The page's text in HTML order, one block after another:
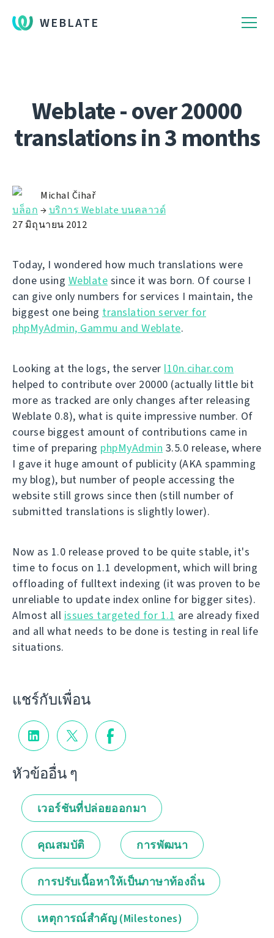
WEBLATE
Weblate - over 20000
translations in 3 months
Michal Čihař
บล็อก →บริการ Weblate บนคลาวด์
27 มิถุนายน 2012
Today, I wondered how much translations were
done using Weblate since it was born. Of course I
can give only numbers for services I maintain, the
biggest one being translation server for
phpMyAdmin, Gammu and Weblate.
Looking at the logs, the server l10n.cihar.com
helped to contribute over 20000 (actually little bit
more as tracked are only changes after releasing
Weblate 0.8), what is quite impressive number. Of
course biggest amount of contributions came in
time of preparing phpMyAdmin 3.5.0 release, where
I gave it huge amount of publicity (AKA spamming
my blog), but number of people accessing the
website still grows since then (still number of
submitted translations is slightly lower).
Now as 1.0 release proved to be quite stable, it's
time to focus on 1.1 development, which will bring
offloading of fulltext indexing (it was proven to be
unreliable to update index online for bigger sites).
Almost all issues targeted for 1.1 are already fixed
and all what needs to be done is testing in real life
situations.
แชร์กับเพื่อน
หัวข้ออื่น ๆ
เวอร์ชันที่ปล่อยออกมา
คุณสมบัติ การพัฒนา
การปรับเนื้อหาให้เป็นภาษาท้องถิ่น
เหตุการณ์สำคัญ (Milestones)